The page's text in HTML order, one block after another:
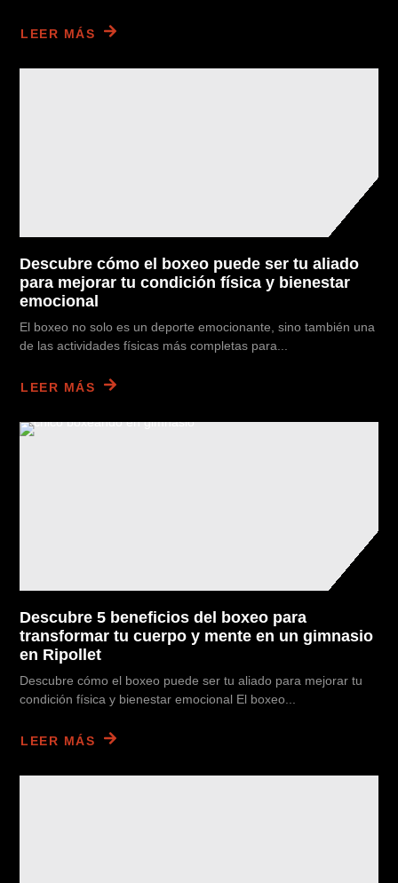
LEER MÁS
Descubre cómo el boxeo puede ser tu aliado
para mejorar tu condición física y bienestar
emocional
El boxeo no solo es un deporte emocionante, sino también una
de las actividades físicas más completas para...
LEER MÁS
Descubre 5 beneficios del boxeo para
transformar tu cuerpo y mente en un gimnasio
en Ripollet
Descubre cómo el boxeo puede ser tu aliado para mejorar tu
condición física y bienestar emocional El boxeo...
LEER MÁS